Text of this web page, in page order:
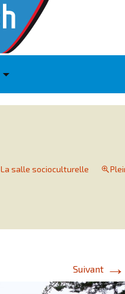
La salle socioculturelle
Suivant →